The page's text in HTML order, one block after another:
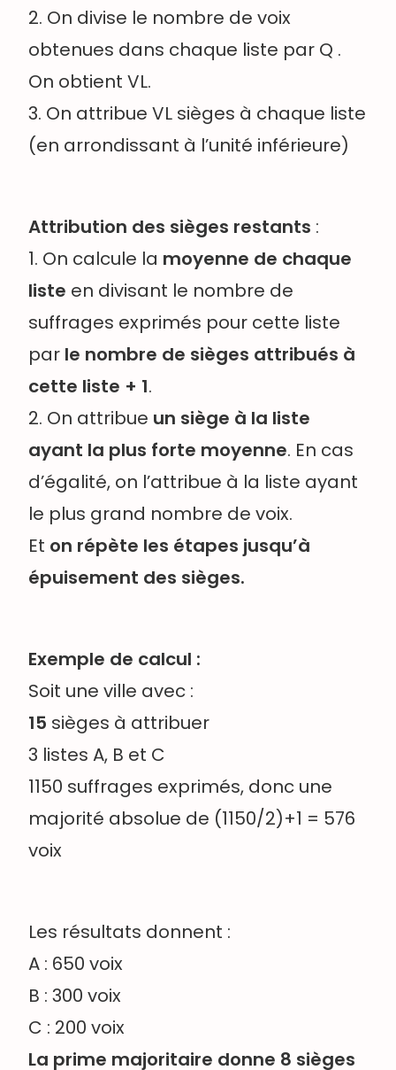
2. On divise le nombre de voix
obtenues dans chaque liste par Q .
On obtient VL.
3. On attribue VL sièges à chaque liste
(en arrondissant à l’unité inférieure)
Attribution des sièges restants :
1. On calcule la moyenne de chaque
liste en divisant le nombre de
suffrages exprimés pour cette liste
par le nombre de sièges attribués à
cette liste + 1.
2. On attribue un siège à la liste
ayant la plus forte moyenne. En cas
d’égalité, on l’attribue à la liste ayant
le plus grand nombre de voix.
Et on répète les étapes jusqu’à
épuisement des sièges.
Exemple de calcul :
Soit une ville avec :
15 sièges à attribuer
3 listes A, B et C
1150 suffrages exprimés, donc une
majorité absolue de (1150/2)+1 = 576
voix
Les résultats donnent :
A : 650 voix
B : 300 voix
C : 200 voix
La prime majoritaire donne 8 sièges